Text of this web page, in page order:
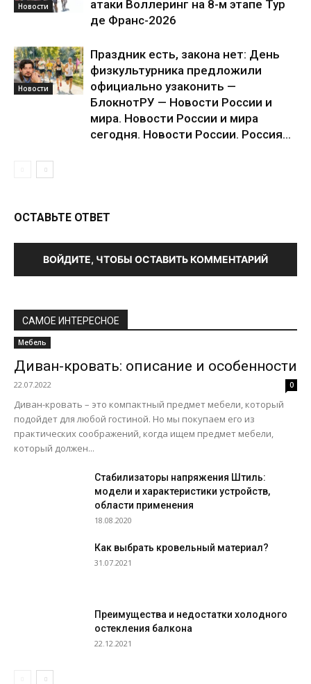
Новости
атаки Воллеринг на 8-м этапе Тур
де Франс-2026
Новости
Праздник есть, закона нет: День
физкультурника предложили
официально узаконить —
БлокнотРУ — Новости России и
мира. Новости России и мира
сегодня. Новости России. Россия...
ОСТАВЬТЕ ОТВЕТ
ВОЙДИТЕ, ЧТОБЫ ОСТАВИТЬ КОММЕНТАРИЙ
САМОЕ ИНТЕРЕСНОЕ
Мебель
Диван-кровать: описание и особенности
22.07.2022 0
Диван-кровать – это компактный предмет мебели, который
подойдет для любой гостиной. Но мы покупаем его из
практических соображений, когда ищем предмет мебели,
который должен...
Стабилизаторы напряжения Штиль:
модели и характеристики устройств,
области применения
18.08.2020
Как выбрать кровельный материал?
31.07.2021
Преимущества и недостатки холодного
остекления балкона
22.12.2021